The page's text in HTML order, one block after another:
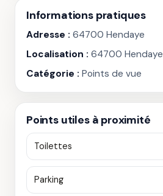
Informations pratiques
Adresse : 64700 Hendaye
Localisation : 64700 Hendaye
Catégorie : Points de vue
Points utiles à proximité
Toilettes
Parking